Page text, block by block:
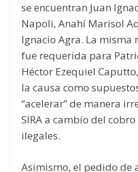
se encuentran Juan
Napoli, Anahí Marisol
Ignacio Agra. La
fue requerida para
Héctor Ezequiel
la causa como
“acelerar” de manera
SIRA a cambio del
ilegales.
Asimismo, el pedido de